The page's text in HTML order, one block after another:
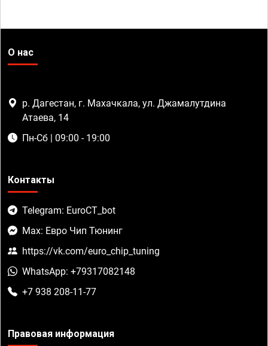
О нас
р. Дагестан, г. Махачкала, ул. Джамалутдина
Атаева, 14
Пн-Сб | 09:00 - 19:00
Контакты
Telegram: EuroCT_bot
Max: Евро Чип Тюнинг
https://vk.com/euro_chip_tuning
WhatsApp: +79317082148
+7 938 208-11-77
Правовая информация